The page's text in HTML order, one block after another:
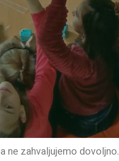
ne zahvaljujemo dovoljno.